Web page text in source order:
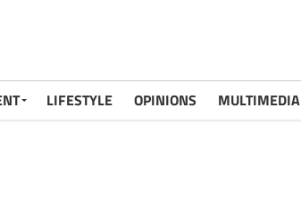
LIFESTYLE OPINIONS MULTIMEDIA